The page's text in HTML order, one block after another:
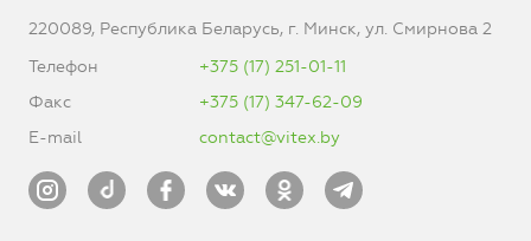
220089, Республика Беларусь, г. Минск, ул. Смирнова 2
Телефон
+375 (17) 251-01-11
Факс
+375 (17) 347-62-09
E-mail
contact@vitex.by